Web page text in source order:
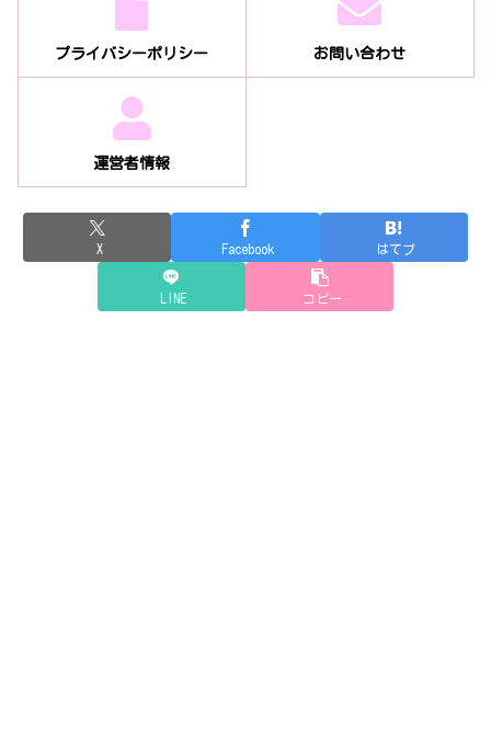
プライバシーポリシー お問い合わせ
運営者情報
X Facebook はてブ
LINE コピー